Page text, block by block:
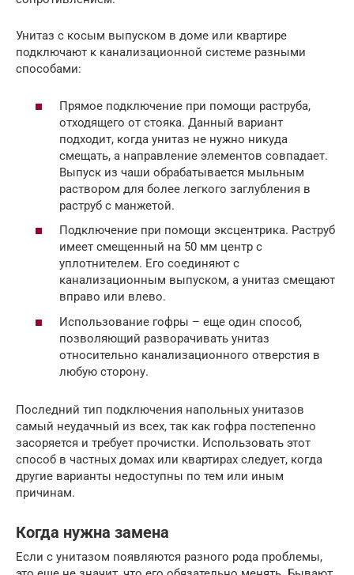
Унитаз с косым выпуском в доме или квартире
подключают к канализационной системе разными
способами:
Прямое подключение при помощи раструба,
отходящего от стояка. Данный вариант
подходит, когда унитаз не нужно никуда
смещать, а направление элементов совпадает.
Выпуск из чаши обрабатывается мыльным
раствором для более легкого заглубления в
раструб с манжетой.
Подключение при помощи эксцентрика. Раструб
имеет смещенный на 50 мм центр с
уплотнителем. Его соединяют с
канализационным выпуском, а унитаз смещают
вправо или влево.
Использование гофры – еще один способ,
позволяющий разворачивать унитаз
относительно канализационного отверстия в
любую сторону.
Последний тип подключения напольных унитазов
самый неудачный из всех, так как гофра постепенно
засоряется и требует прочистки. Использовать этот
способ в частных домах или квартирах следует, когда
другие варианты недоступны по тем или иным
причинам.
Когда нужна замена
Если с унитазом появляются разного рода проблемы,